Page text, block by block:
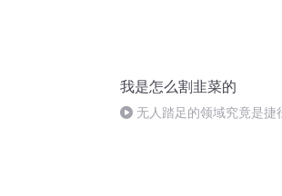
我是怎么割韭菜的
无人踏足的领域究竟是捷